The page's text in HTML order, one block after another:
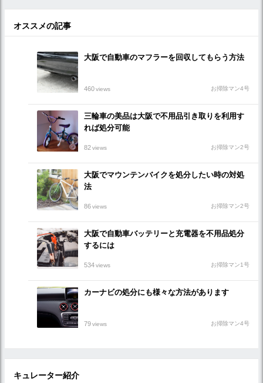
オススメの記事
大阪で自動車のマフラーを回収してもらう方法
460views お掃除マン4号
三輪車の美品は大阪で不用品引き取りを利用す
れば処分可能
82views お掃除マン2号
大阪でマウンテンバイクを処分したい時の対処
法
86views お掃除マン2号
大阪で自動車バッテリーと充電器を不用品処分
するには
534views お掃除マン1号
カーナビの処分にも様々な方法があります
79views お掃除マン4号
キュレーター紹介